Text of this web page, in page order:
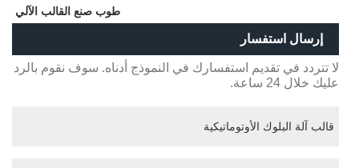
طوب صنع القالب الآلي
إرسال استفسار
لا تتردد في تقديم استفسارك في النموذج أدناه. سوف نقوم بالرد
عليك خلال 24 ساعة.